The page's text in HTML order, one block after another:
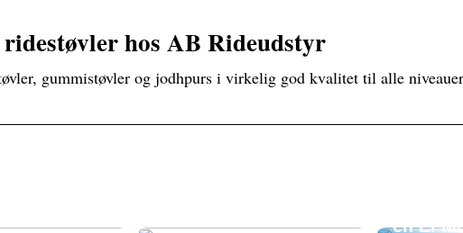
hos AB Rideudstyr
gummistøvler og jodhpurs i virkelig god kvalitet til alle
en El